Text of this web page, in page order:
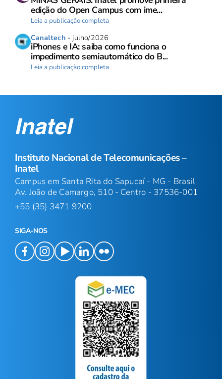
edição do Open Campus com ime...
Leia a publicação completa
Canaltech- julho/2026
iPhones e IA: saiba como funciona o
impedimento semiautomático do B...
Leia a publicação completa
Instituto Nacional de Telecomunicações –
Inatel
Campus em Santa Rita do Sapucaí - MG - Brasil
Av. João de Camargo, 510 - Centro - 37536-001
+55 (35) 3471 9200
SIGA-NOS